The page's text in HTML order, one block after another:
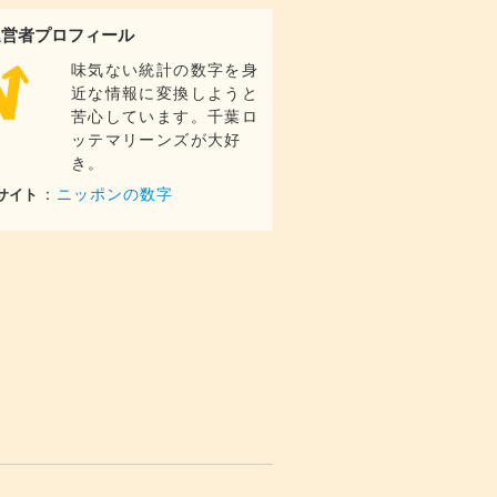
者プロフィール
味気ない統計の数字を身
近な情報に変換しようと
苦心しています。千葉ロ
ッテマリーンズが大好
き。
イト ： ニッポンの数字